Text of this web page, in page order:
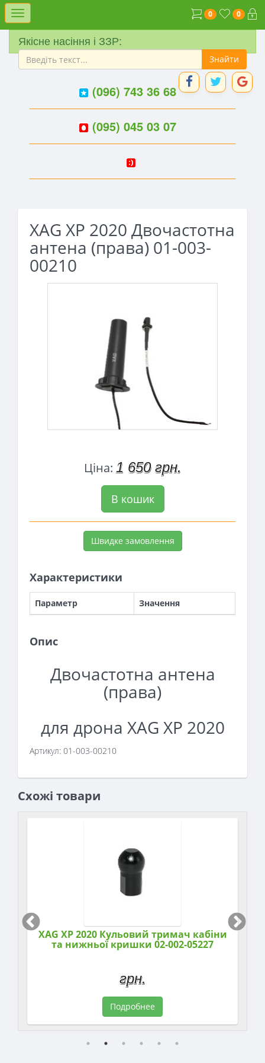
Меню 0
0
Якісне насіння і ЗЗР:
(096) 743 36 68
(095) 045 03 07
XAG XP 2020 Двочастотна
антена (права) 01-003-
00210
Ціна: 1 650 грн.
В кошик
Швидке замовлення
Характеристики
Параметр Значення
Опис
Двочастотна антена
(права)
для дрона XAG XP 2020
Артикул: 01-003-00210
Схожі товари
XAG XP 2020 Кульовий тримач кабіни
та нижньої кришки 02-002-05227
грн.
Подробнее